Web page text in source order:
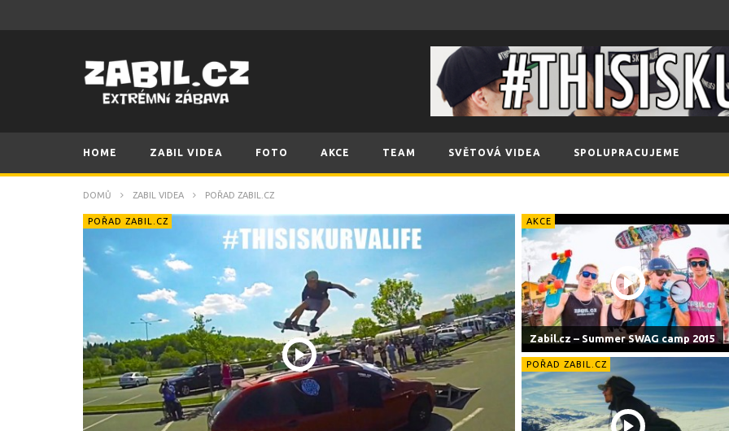
HOME ZABIL VIDEA FOTO AKCE TEAM SVĚTOVÁ VIDEA SPOLUPRACUJEME
DOMŮ ZABIL VIDEA POŘAD ZABIL.CZ
POŘAD ZABIL.CZ AKCE
Zabil.cz – Summer SWAG camp 2015
POŘAD ZABIL.CZ